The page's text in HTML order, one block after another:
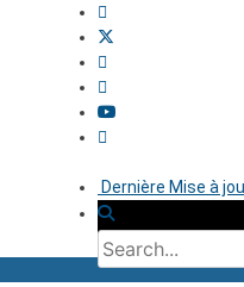
Dernière Mise à